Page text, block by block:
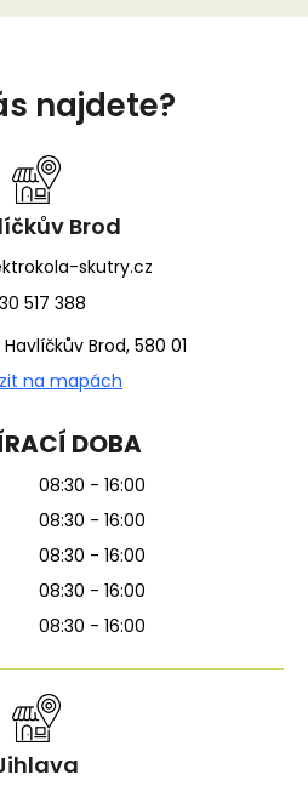
najdete?
Brod
skutry.cz
517 388
Brod, 580 01
na mapách
DOBA
08:30 - 16:00
08:30 - 16:00
08:30 - 16:00
08:30 - 16:00
08:30 - 16:00